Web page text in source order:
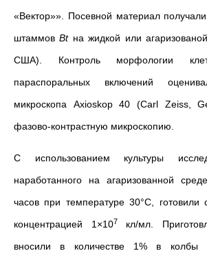
«Вектор»». Посевной материал
штаммовBtна жидкой или
США). Контроль морфологии
параспоральных включений
микроскопа Axioskop 40 (Carl Zeiss,
фазово-контрастную микроскопию.
С использованием культуры
наработанного на агаризованной
часов при температуре 30°С, готовили
концентрацией 1×107
кл/мл.
вносили в количестве 1% в